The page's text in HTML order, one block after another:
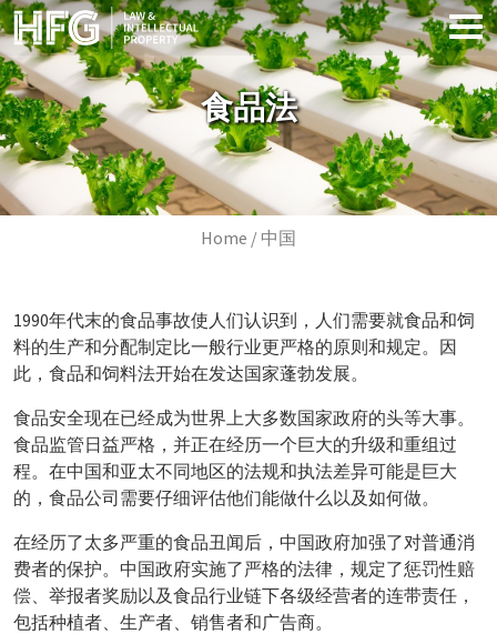
Skip to main content
Image
食品法
Breadcrumb
Home 中国
1990年代末的食品事故使人们认识到，人们需要就食品和饲
料的生产和分配制定比一般行业更严格的原则和规定。因
此，食品和饲料法开始在发达国家蓬勃发展。
食品安全现在已经成为世界上大多数国家政府的头等大事。
食品监管日益严格，并正在经历一个巨大的升级和重组过
程。在中国和亚太不同地区的法规和执法差异可能是巨大
的，食品公司需要仔细评估他们能做什么以及如何做。
在经历了太多严重的食品丑闻后，中国政府加强了对普通消
费者的保护。中国政府实施了严格的法律，规定了惩罚性赔
偿、举报者奖励以及食品行业链下各级经营者的连带责任，
包括种植者、生产者、销售者和广告商。